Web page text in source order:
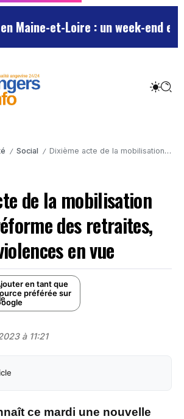
Maine-et-Loire : un week-end
/ Social / Dixième acte de la mobilisation contre la réforme des retraites, nouvelles violences en vue
de la mobilisation
des retraites,
en vue
en tant que
préférée sur
à 11:21
ce mardi une nouvelle